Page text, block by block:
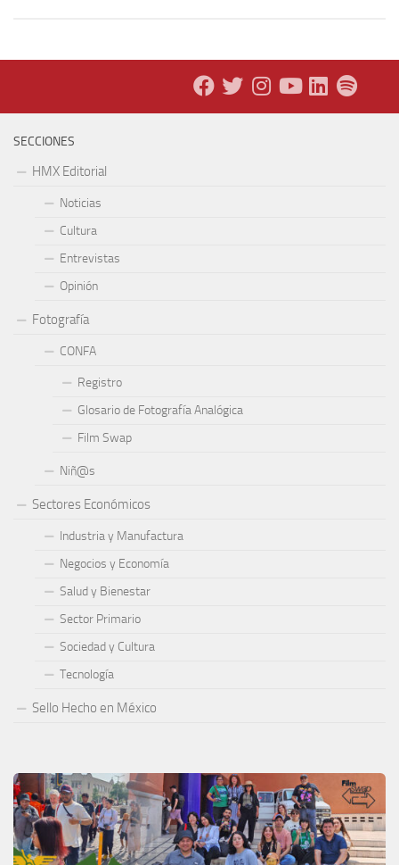
SECCIONES
HMX Editorial
Noticias
Cultura
Entrevistas
Opinión
Fotografía
CONFA
Registro
Glosario de Fotografía Analógica
Film Swap
Niñ@s
Sectores Económicos
Industria y Manufactura
Negocios y Economía
Salud y Bienestar
Sector Primario
Sociedad y Cultura
Tecnología
Sello Hecho en México